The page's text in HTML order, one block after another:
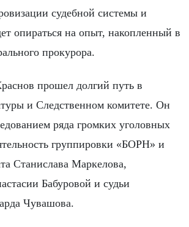
судебной системы и
опираться на опыт, накопленный в
прокурора.
прошел долгий путь в
и Следственном комитете. Он
ряда громких уголовных
группировки «БОРН» и
Станислава Маркелова,
Бабуровой и судьи
Чувашова.